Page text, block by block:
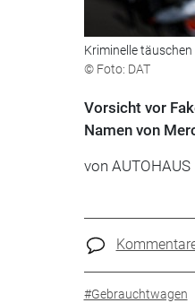
Kriminelle
© Foto: DAT
Vorsicht vor
Namen von
von AUTOHAUS
#Gebrauchtwagen